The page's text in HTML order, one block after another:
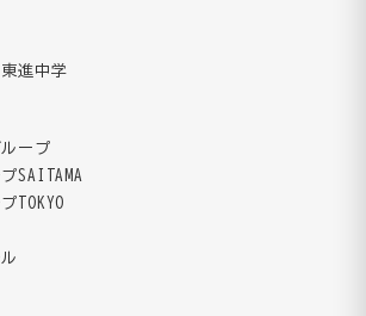
進中学
ープ
SAITAMA
TOKYO